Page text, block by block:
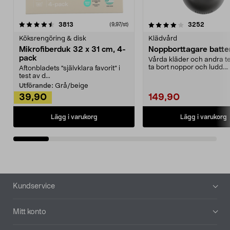
3813 (9,97/st)
Köksrengöring & disk
Mikrofiberduk 32 x 31 cm, 4-
pack
Aftonbladets "självklara favorit” i
test av d...
Utförande: Grå/beige
39,90
Lägg i varukorg
4.0av 5 stjärnor 3252
Klädvård
Noppborttagare
Vårda kläder och andra
ta bort noppor och ludd.
149,90
Lägg i varukorg
4.5av 5 stjärnor
Sidfot
Kundservice
Mitt konto